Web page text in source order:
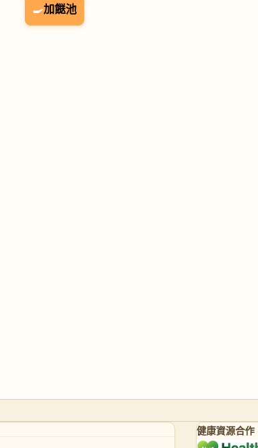
🍳加餸池
健康資源合作